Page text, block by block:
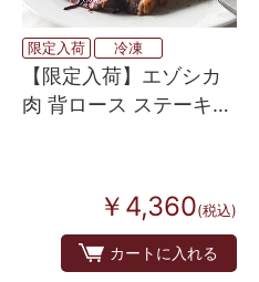
限定入荷 冷凍
【限定入荷】エゾシカ
肉 背ロース ステーキカ
￥4,360(税込)
カートに入れる